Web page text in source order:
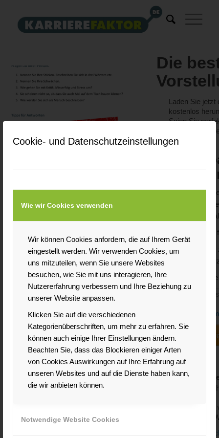
Cookie- und Datenschutzeinstellungen
Wie wir Cookies verwenden
Wir können Cookies anfordern, die auf Ihrem Gerät
eingestellt werden. Wir verwenden Cookies, um
uns mitzuteilen, wenn Sie unsere Websites
besuchen, wie Sie mit uns interagieren, Ihre
Nutzererfahrung verbessern und Ihre Beziehung zu
unserer Website anpassen.
Klicken Sie auf die verschiedenen
Kategorienüberschriften, um mehr zu erfahren. Sie
können auch einige Ihrer Einstellungen ändern.
Beachten Sie, dass das Blockieren einiger Arten
von Cookies Auswirkungen auf Ihre Erfahrung auf
unseren Websites und auf die Dienste haben kann,
die wir anbieten können.
Notwendige Website Cookies
Die
Laden Sie jetzt
kostenlos
Seien Sie
Überzeugen
Dieser Premium-
unseres
von speziellen
Über 2.000
Mit der
könnnen sich
Geben Sie hier
Gratis
Das
Wir benötigen
Sie können
Mehr zum